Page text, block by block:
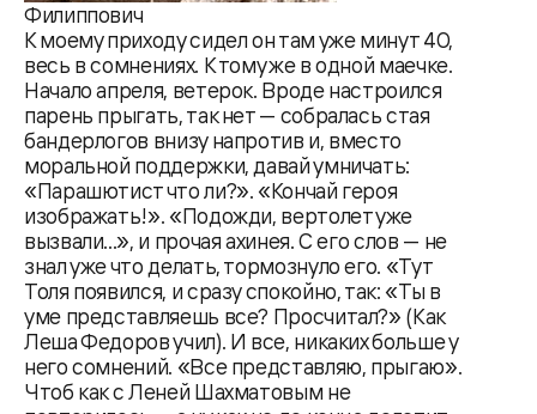
Филиппович
К моему приходу сидел он там уже минут 40,
весь в сомнениях. К тому же в одной маечке.
Начало апреля, ветерок. Вроде настроился
парень прыгать, так нет — собралась стая
бандерлогов внизу напротив и, вместо
моральной поддержки, давай умничать:
«Парашютист что ли?». «Кончай героя
изображать!». «Подожди, вертолет уже
вызвали...», и прочая ахинея. С его слов — не
знал уже что делать, тормознуло его. «Тут
Толя появился, и сразу спокойно, так: «Ты в
уме представляешь все? Просчитал?» (Как
Леша Федоров учил). И все, никаких больше у
него сомнений. «Все представляю, прыгаю».
Чтоб как с Леней Шахматовым не